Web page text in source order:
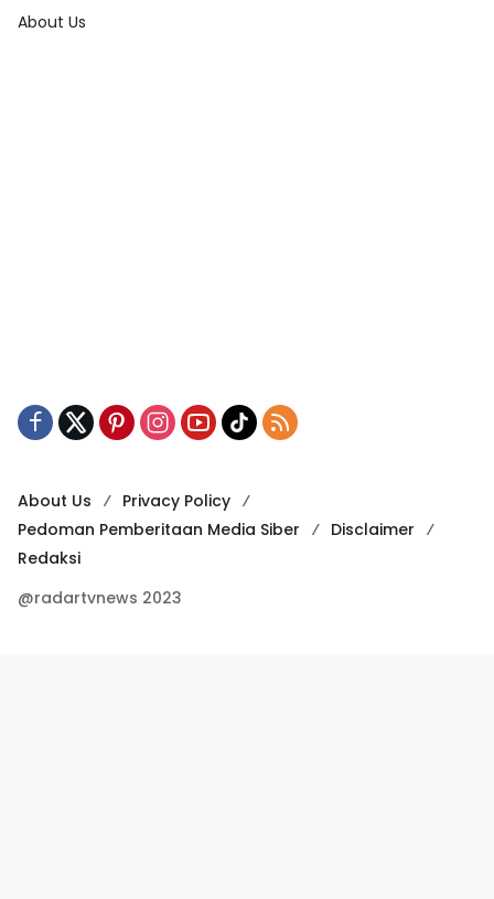
About Us
About Us
Privacy Policy
Pedoman Pemberitaan Media Siber
Disclaimer
Redaksi
@radartvnews 2023